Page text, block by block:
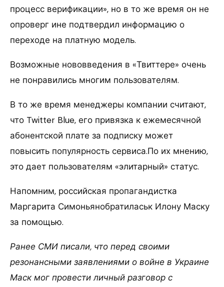
процесс верификации», но в то же время он не
опроверг ине подтвердил информацию о
переходе на платную модель.
Возможные нововведения в «Твиттере» очень
не понравились многим пользователям.
В то же время менеджеры компании считают,
что Twitter Blue, его привязка к ежемесячной
абонентской плате за подписку может
повысить популярность сервиса.По их мнению,
это дает пользователям «элитарный» статус.
Напомним, российская пропагандистка
Маргарита Симоньянобратиласьк Илону Маску
за помощью.
Ранее СМИ писали, что перед своими
резонансными заявлениями о войне в Украине
Маск мог провести личный разговор с